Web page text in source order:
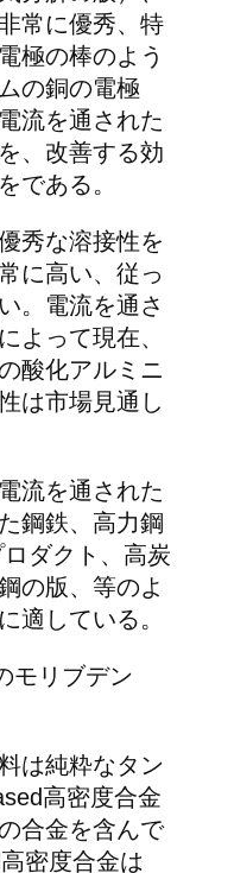
常に優秀、特
極の棒のよう
の銅の電極
流を通された
、改善する効
である。
秀な溶接性を
に高い、従っ
。電流を通さ
よって現在、
酸化アルミニ
は市場見通し
流を通された
鋼鉄、高力鋼
ダクト、高炭
の版、等のよ
適している。
モリブデン
は純粋なタン
高密度合金
合金を含んで
密度合金は